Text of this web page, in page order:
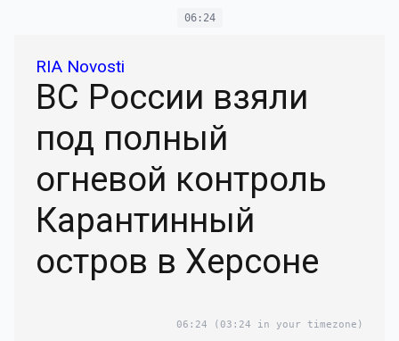
06:24
RIA Novosti
ВС России взяли
под полный
огневой контроль
Карантинный
остров в Херсоне
06:24 (03:24 in your timezone)